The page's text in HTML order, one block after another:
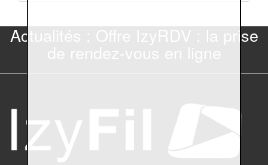
Actualités : Offre IzyRDV : la prise